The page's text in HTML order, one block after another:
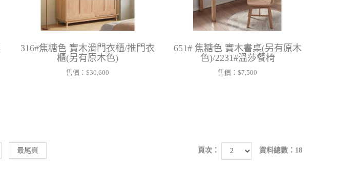
316#焦糖色 實木滑門衣櫃/推門衣
櫃(另有原木色)
售價：$30,600
651# 焦糖色 實木書桌(另有原木
色)/2231#溫莎餐椅
售價：$7,500
最尾頁 頁次： 資料總數：18